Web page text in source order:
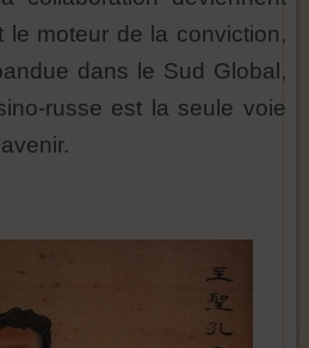
le moteur de la conviction,
dans le Sud Global,
russe est la seule voie